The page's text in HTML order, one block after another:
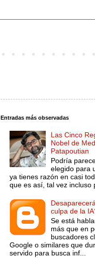
Entradas más observadas
Las Cinco
Nobel de
Patapoutian
Podría
elegido para
ya tienes razón en casi
que es así, tal vez incluso
culpa de la
Se está
más que en
buscadores
Google o similares que
servido para busca inf...